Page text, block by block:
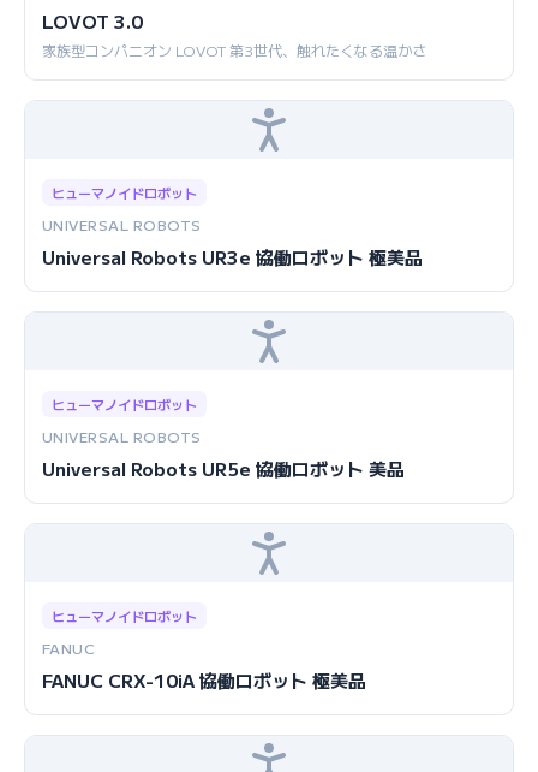
LOVOT 3.0
家族型コンパニオン LOVOT 第3世代、触れたくなる温かさ
ヒューマノイドロボット
UNIVERSAL ROBOTS
Universal Robots UR3e 協働ロボット 極美品
ヒューマノイドロボット
UNIVERSAL ROBOTS
Universal Robots UR5e 協働ロボット 美品
ヒューマノイドロボット
FANUC
FANUC CRX-10iA 協働ロボット 極美品